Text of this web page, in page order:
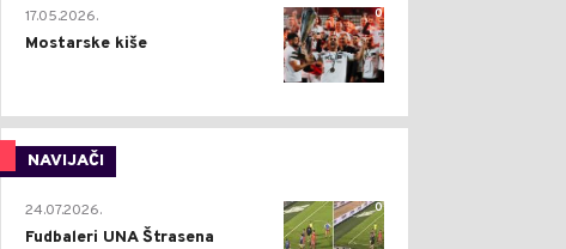
0
17.05.2026.
Mostarske kiše
NAVIJAČI
0
24.07.2026.
Fudbaleri UNA Štrasena